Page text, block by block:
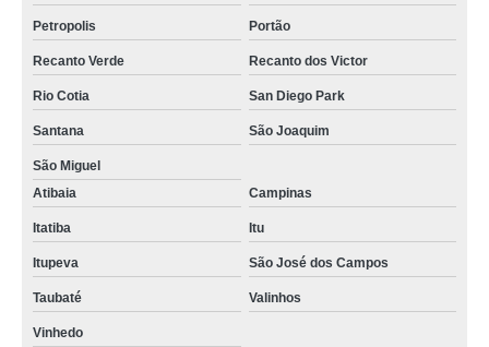
Petropolis Portão
Recanto Verde Recanto dos Victor
Rio Cotia San Diego Park
Santana São Joaquim
São Miguel
Atibaia
Campinas
Itatiba Itu
Itupeva São José dos Campos
Taubaté Valinhos
Vinhedo